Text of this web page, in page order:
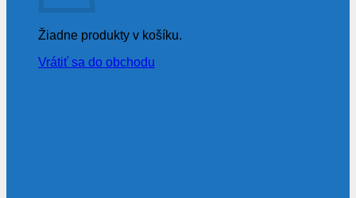
Žiadne produkty v košíku.
Vrátiť sa do obchodu